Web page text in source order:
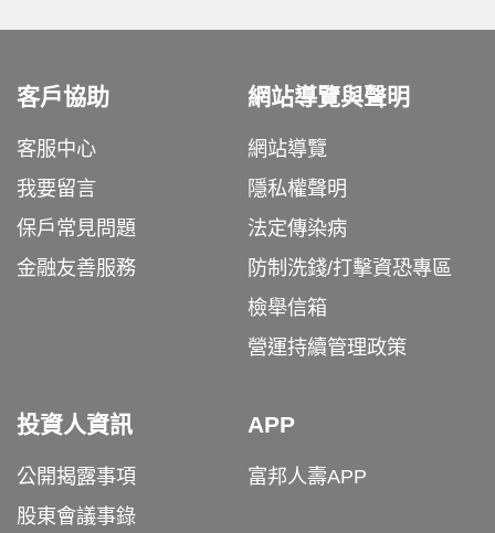
客戶協助
客服中心
我要留言
保戶常見問題
金融友善服務
網站導覽與聲明
網站導覽
隱私權聲明
法定傳染病
防制洗錢/打擊資恐專區
檢舉信箱
營運持續管理政策
投資人資訊
公開揭露事項
股東會議事錄
APP
富邦人壽APP